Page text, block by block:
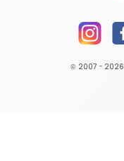
© 2007 - 2026